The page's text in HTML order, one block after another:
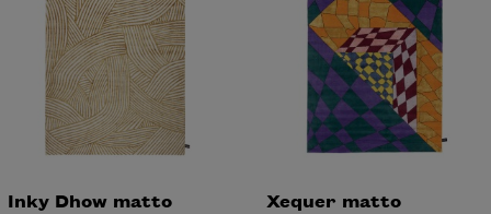
Inky Dhow matto Xequer matto